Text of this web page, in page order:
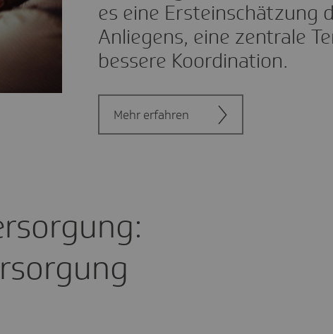
es eine Ersteinschätzung
Anliegens, eine zentrale
bessere Koordination.
Mehr erfahren